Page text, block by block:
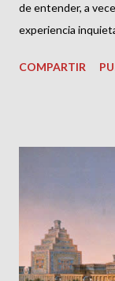
de entender, a
experiencia
ocurrido, el tal es
las
responder:
Escrituras
Escritura me
COMPARTIR